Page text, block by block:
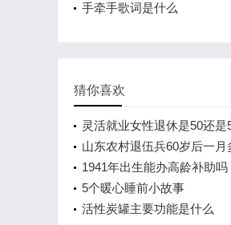
手牵手歌词是什么
猜你喜欢
灵活就业女性退休是50还
拿多少钱
山东农村退伍兵60岁后一
贴多少
1941年出生能办高龄补助
5个暖心睡前小故事
活性炭罐主要功能是什么